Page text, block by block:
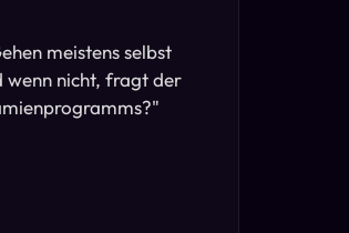
meistens selbst
wenn nicht, fragt der
"